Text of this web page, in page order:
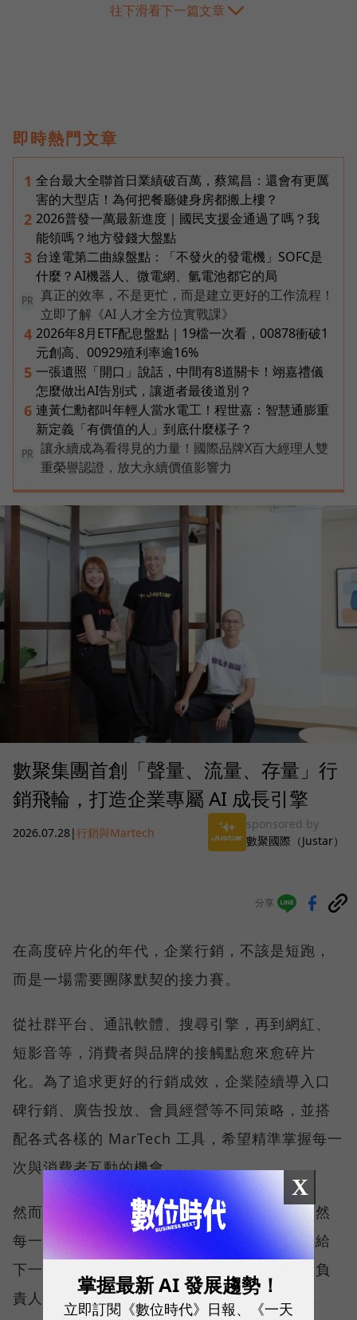
往下滑看下一篇文章
即時熱門文章
1 全台最大全聯首日業績破百萬，蔡篤昌：還會有更厲
害的大型店！為何把餐廳健身房都搬上樓？
2 2026普發一萬最新進度｜國民支援金通過了嗎？我
能領嗎？地方發錢大盤點
3 台達電第二曲線盤點：「不發火的發電機」SOFC是
什麼？AI機器人、微電網、氫電池都它的局
PR
真正的效率，不是更忙，而是建立更好的工作流程！
立即了解《AI 人才全方位實戰課》
4 2026年8月ETF配息盤點｜19檔一次看，00878衝破1
元創高、00929殖利率逾16%
5 一張遺照「開口」說話，中間有8道關卡！翊嘉禮儀
怎麼做出AI告別式，讓逝者最後道別？
6 連黃仁勳都叫年輕人當水電工！程世嘉：智慧通膨重
新定義「有價值的人」到底什麼樣子？
PR
讓永續成為看得見的力量！國際品牌X百大經理人雙
重榮譽認證，放大永續價值影響力
數聚集團首創「聲量、流量、存量」行
銷飛輪，打造企業專屬 AI 成長引擎
2026.07.28|行銷與Martech
sponsored by
數聚國際（Justar）
分享
在高度碎片化的年代，企業行銷，不該是短跑，
而是一場需要團隊默契的接力賽。
從社群平台、通訊軟體、搜尋引擎，再到網紅、
短影音等，消費者與品牌的接觸點愈來愈碎片
化。為了追求更好的行銷成效，企業陸續導入口
碑行銷、廣告投放、會員經營等不同策略，並搭
配各式各樣的 MarTech 工具，希望精準掌握每一
次與消費者互動的機會。
然而，這些行銷策略就如同接力賽的跑者，雖然
每一棒都努力衝刺，卻常常無法將成果順利交給
下一棒，口碑、廣告與會員經營往往分屬不同負
責人、使用不同平台，不僅數據散落在不同系
X
掌握最新 AI 發展趨勢！
立即訂閱《數位時代》日報、《一天